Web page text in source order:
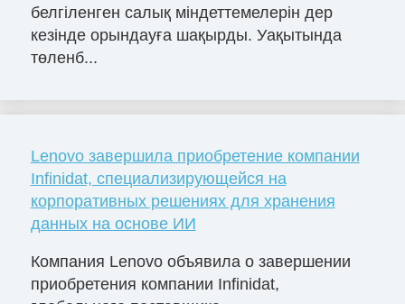
белгіленген салық міндеттемелерін дер
кезінде орындауға шақырды. Уақытында
төленб...
Lenovo завершила приобретение компании
Infinidat, специализирующейся на
корпоративных решениях для хранения
данных на основе ИИ
Компания Lenovo объявила о завершении
приобретения компании Infinidat,